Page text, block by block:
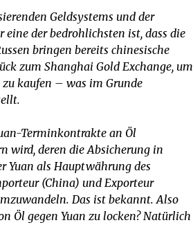
Geldsystems und der
der bedrohlichsten ist, dass die
bringen bereits chinesische
zum Shanghai Gold Exchange, um
kaufen – was im Grunde
Terminkontrakte an Öl
wird, deren die Absicherung in
Yuan als Hauptwährung des
(China) und Exporteur
Das ist bekannt. Also
Öl gegen Yuan zu locken? Natürlich